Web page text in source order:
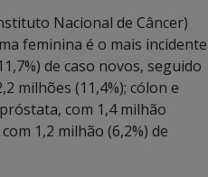
Nacional de Câncer)
feminina é o mais incidente
de caso novos, seguido
milhões (11,4%); cólon e
com 1,4 milhão
1,2 milhão (6,2%) de